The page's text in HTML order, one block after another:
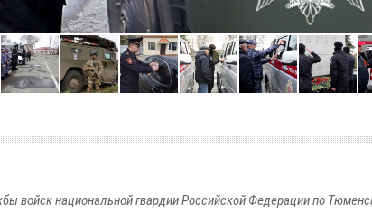
войск национальной гвардии Российской Федерации по